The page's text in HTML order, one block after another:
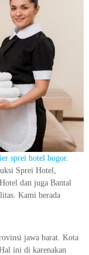
sprei hotel bogor.
Sprei Hotel,
dan juga Bantal
Kami berada
jawa barat. Kota
ini di karenakan